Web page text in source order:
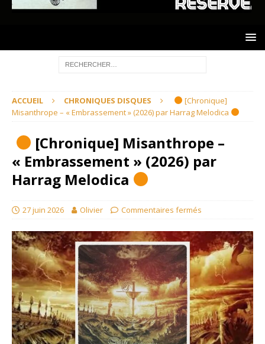
ACCUEIL CHRONIQUES DISQUES
[Chronique]
Misanthrope – « Embrassement » (2026) par Harrag Melodica
[Chronique] Misanthrope –
« Embrassement » (2026) par
Harrag Melodica
27 juin 2026 Olivier Commentaires fermés